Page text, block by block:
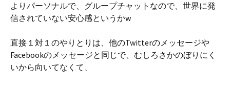
よりパーソナルで、グループチャットなので、世界に発
信されていない安心感というかw
直接１対１のやりとりは、他のTwitterのメッセージや
Facebookのメッセージと同じで、むしろさかのぼりにく
いから向いてなくて、